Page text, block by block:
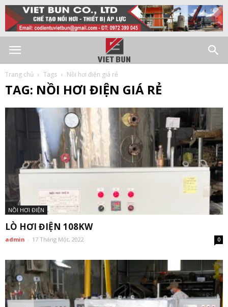
Trang chủ Tags Nồi hơi điện giá rẻ
TAG: NỒI HƠI ĐIỆN GIÁ RẺ
NỒI HƠI ĐIỆN
LÒ HƠI ĐIỆN 108KW
admin - 17 Tháng Một, 2022 0